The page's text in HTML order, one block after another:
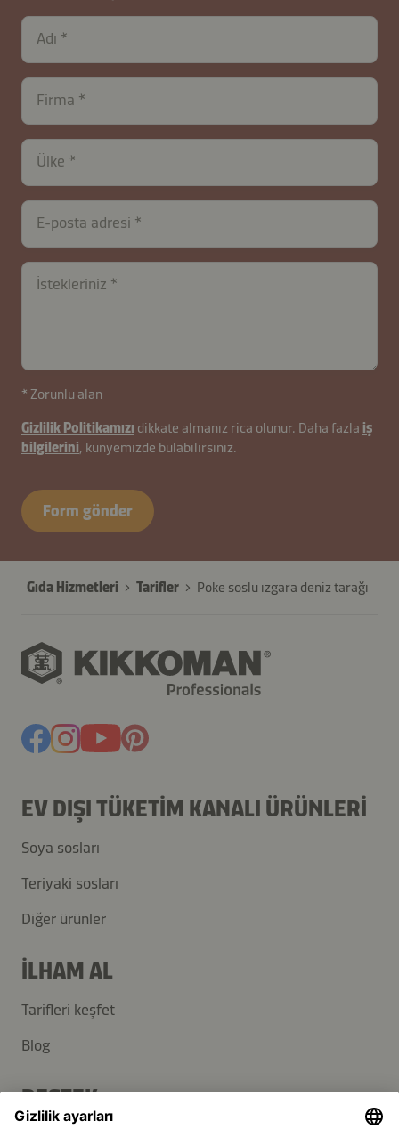
Adı
Firma
contactTR-
B2B-
26627-
3q5z0ysZSibE7u1Qhw
Ülke
E-posta adresi
İstekleriniz
* Zorunlu alan
Gizlilik Politikamızı dikkate almanız rica olunur. Daha fazla iş
bilgilerini, künyemizde bulabilirsiniz.
Form gönder
Gıda Hizmetleri Tarifler Poke soslu ızgara deniz tarağı
EV DIŞI TÜKETIM KANALI ÜRÜNLERI
Soya sosları
Teriyaki sosları
Diğer ürünler
İLHAM AL
Tarifleri keşfet
Blog
DESTEK